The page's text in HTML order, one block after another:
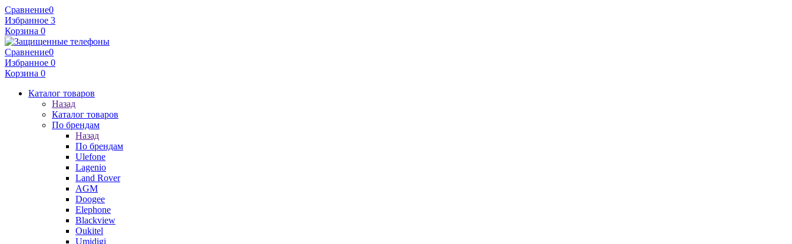
Сравнение0
Избранное 3
Корзина 0
Сравнение0
Избранное 0
Корзина 0
Каталог товаров
Назад
Каталог товаров
По брендам
Назад
По брендам
Ulefone
Lagenio
Land Rover
AGM
Doogee
Elephone
Blackview
Oukitel
Umidigi